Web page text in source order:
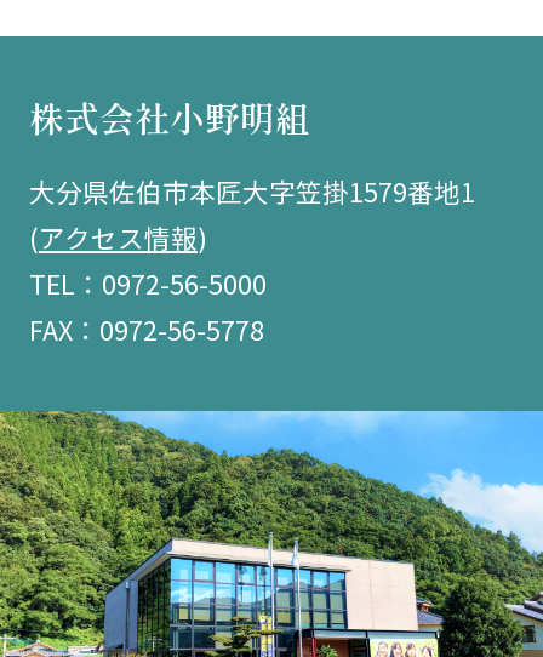
株式会社小野明組
大分県佐伯市本匠大字笠掛1579番地1
(アクセス情報)
TEL：0972-56-5000
FAX：0972-56-5778